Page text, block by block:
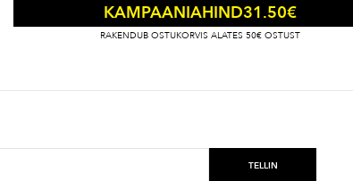
KAMPAANIAHIND31.50€
RAKENDUB OSTUKORVIS ALATES 50€ OSTUST